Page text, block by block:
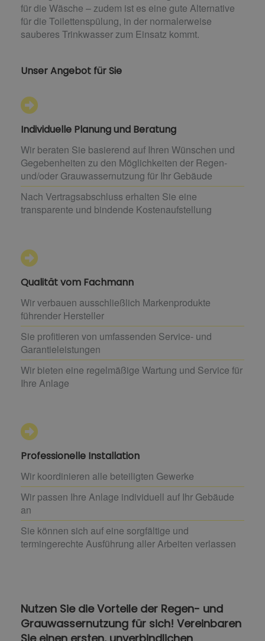
für die Wäsche – zudem ist es eine gute Alternative
für die Toilettenspülung, in der normalerweise
sauberes Trinkwasser zum Einsatz kommt.
Unser Angebot für Sie
Individuelle Planung und Beratung
Wir beraten Sie basierend auf Ihren Wünschen und
Gegebenheiten zu den Möglichkeiten der Regen-
und/oder Grauwassernutzung für Ihr Gebäude
Nach Vertragsabschluss erhalten Sie eine
transparente und bindende Kostenaufstellung
Qualität vom Fachmann
Wir verbauen ausschließlich Markenprodukte
führender Hersteller
Sie profitieren von umfassenden Service- und
Garantieleistungen
Wir bieten eine regelmäßige Wartung und Service für
Ihre Anlage
Professionelle Installation
Wir koordinieren alle beteiligten Gewerke
Wir passen Ihre Anlage individuell auf Ihr Gebäude
an
Sie können sich auf eine sorgfältige und
termingerechte Ausführung aller Arbeiten verlassen
Nutzen Sie die Vorteile der Regen- und
Grauwassernutzung für sich! Vereinbaren